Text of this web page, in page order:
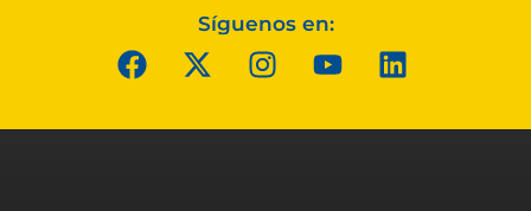
Síguenos en: